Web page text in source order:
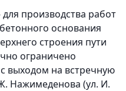
производства работ
основания
строения пути
ограничено
выходом на встречную
Нажимеденова (ул. И.